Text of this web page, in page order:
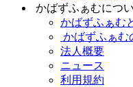
かばずふぁむにつ
かばずふぁむ
かばずふぁむ
法人概要
ニュース
利用規約